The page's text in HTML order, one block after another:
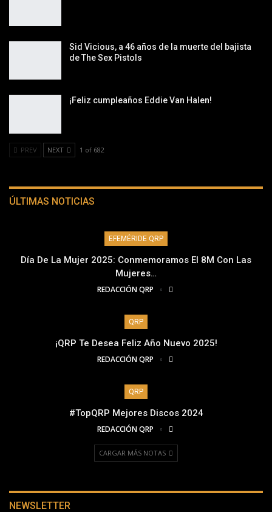
Sid Vicious, a 46 años de la muerte del bajista
de The Sex Pistols
¡Feliz cumpleaños Eddie Van Halen!
PREV NEXT 1 of 682
ÚLTIMAS NOTICIAS
EFEMÉRIDE QRP
Día De La Mujer 2025: Conmemoramos El 8M Con Las
Mujeres…
REDACCIÓN QRP
QRP
¡QRP Te Desea Feliz Año Nuevo 2025!
REDACCIÓN QRP
QRP
#TopQRP Mejores Discos 2024
REDACCIÓN QRP
CARGAR MÁS NOTAS
NEWSLETTER